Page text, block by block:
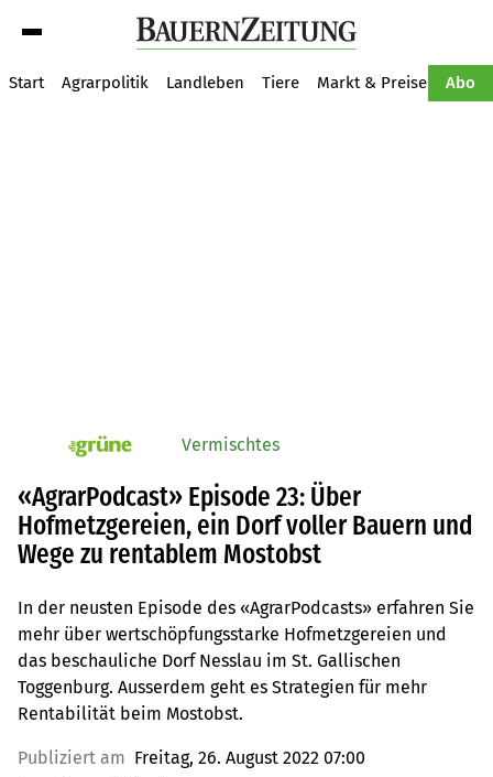
Start Agrarpolitik Landleben Tiere Markt & Preise Abo
pv_die-grune-online Vermischtes
«AgrarPodcast» Episode 23: Über
Hofmetzgereien, ein Dorf voller Bauern und
Wege zu rentablem Mostobst
In der neusten Episode des «AgrarPodcasts» erfahren Sie
mehr über wertschöpfungsstarke Hofmetzgereien und
das beschauliche Dorf Nesslau im St. Gallischen
Toggenburg. Ausserdem geht es Strategien für mehr
Rentabilität beim Mostobst.
Publiziert am Freitag, 26. August 2022 07:00